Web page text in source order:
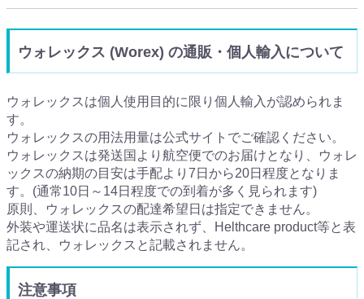
ウォレックス (Worex) の通販・個人輸入について
ウォレックスは個人使用目的に限り個人輸入が認められま
す。
ウォレックスの用法用量は公式サイトでご確認ください。
ウォレックスは発送国より航空便でのお届けとなり、ウォレ
ックスの納期の目安は手配より7日から20日程度となりま
す。(通常10日～14日程度での到着が多く見られます)
原則、ウォレックスの配達希望日は指定できません。
外装や運送状に品名は表示されず、Helthcare product等と表
記され、ウォレックスと記載されません。
注意事項